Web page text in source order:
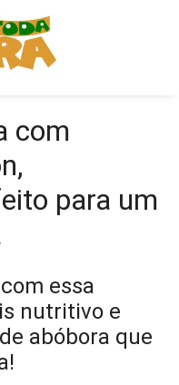
com
para um
essa
nutritivo e
abóbora que